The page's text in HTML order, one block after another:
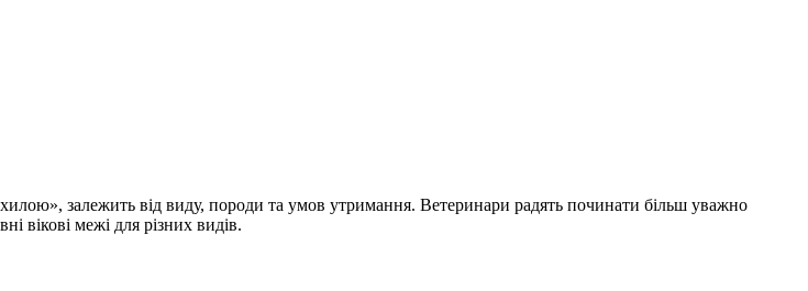
залежить від виду, породи та умов утримання. Ветеринари радять починати більш уважно
вікові межі для різних видів.